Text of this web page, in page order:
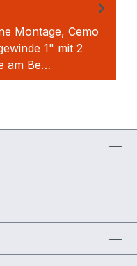
Montage, Cemo
1" mit 2
am Be…